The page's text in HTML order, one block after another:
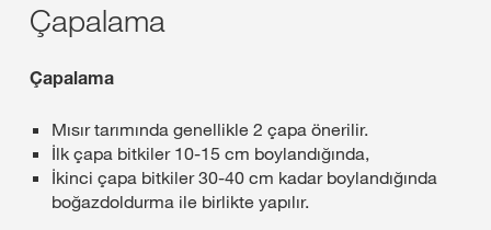
Çapalama
Çapalama
Mısır tarımında genellikle 2 çapa önerilir.
İlk çapa bitkiler 10-15 cm boylandığında,
İkinci çapa bitkiler 30-40 cm kadar boylandığında
boğazdoldurma ile birlikte yapılır.